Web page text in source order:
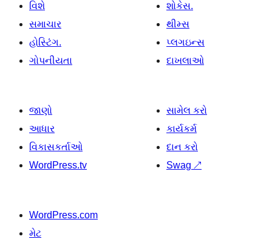
વિશે
સમાચાર
હોસ્ટિંગ.
ગોપનીયતા
શોકેસ.
થીમ્સ
પ્લગઇન્સ
દાખલાઓ
જાણો
આધાર
વિકાસકર્તાઓ
WordPress.tv
સામેલ કરો
કાર્યકર્મ
દાન કરો
Swag ↗
WordPress.com
મેટ